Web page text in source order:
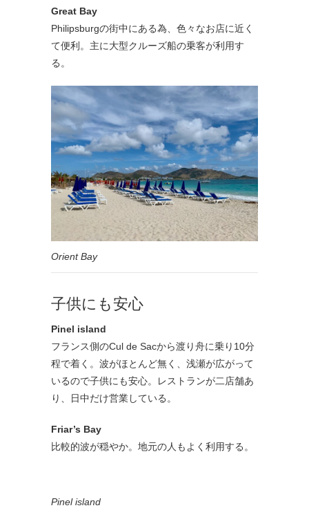
Great Bay
Philipsburgの街中にある為、色々なお店に近く
て便利。主に大型クルーズ船の乗客が利用す
る。
Orient Bay
子供にも安心
Pinel island
フランス側のCul de Sacから渡り舟に乗り10分
程で着く。波がほとんど無く、浅瀬が広がって
いるので子供にも安心。レストランが二店舗あ
り、日中だけ営業している。
Friar’s Bay
比較的波が穏やか。地元の人もよく利用する。
Pinel island